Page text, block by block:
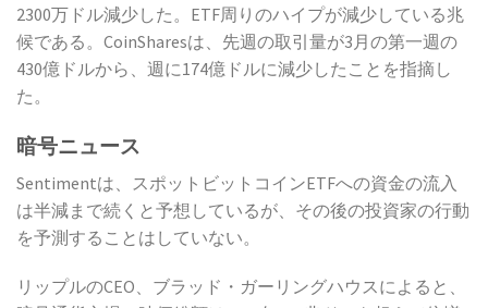
2300万ドル減少した。ETF周りのハイプが減少している兆
候である。CoinSharesは、先週の取引量が3月の第一週の
430億ドルから、週に174億ドルに減少したことを指摘し
た。
暗号ニュース
Sentimentは、スポットビットコインETFへの資金の流入
は半減まで続くと予想しているが、その後の投資家の行動
を予測することはしていない。
リップルのCEO、ブラッド・ガーリングハウスによると、